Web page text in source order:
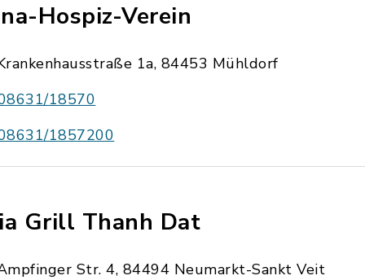
Hospiz-Verein
1a, 84453 Mühldorf
18570
1857200
Grill Thanh Dat
Str. 4, 84494 Neumarkt-Sankt Veit